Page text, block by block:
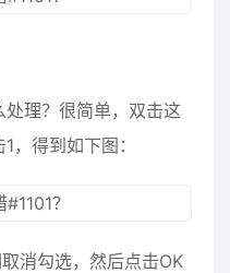
理？很简单，双击这
，得到如下图：
消勾选，然后点击OK